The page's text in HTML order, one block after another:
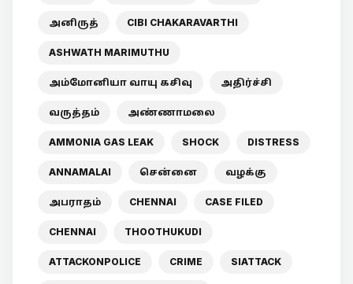
அனிருத் CIBI CHAKARAVARTHI
ASHWATH MARIMUTHU
அம்மோனியா வாயு கசிவு அதிர்ச்சி
வருத்தம் அண்ணாமலை
AMMONIA GAS LEAK SHOCK DISTRESS
ANNAMALAI சென்னை வழக்கு
அபராதம் CHENNAI CASE FILED
CHENNAI THOOTHUKUDI
ATTACKONPOLICE CRIME SIATTACK